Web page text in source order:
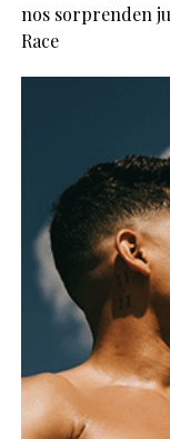
nos sorprenden
Race